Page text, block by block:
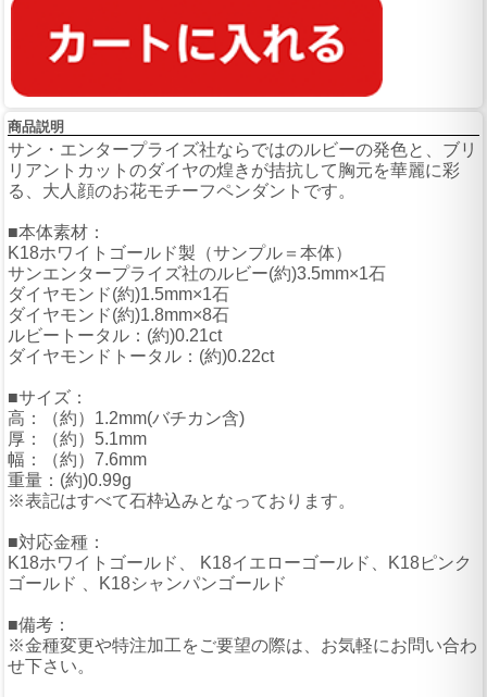
商品説明
サン・エンタープライズ社ならではのルビーの発色と、ブリ
リアントカットのダイヤの煌きが拮抗して胸元を華麗に彩
る、大人顔のお花モチーフペンダントです。
■本体素材：
K18ホワイトゴールド製（サンプル＝本体）
サンエンタープライズ社のルビー(約)3.5mm×1石
ダイヤモンド(約)1.5mm×1石
ダイヤモンド(約)1.8mm×8石
ルビートータル：(約)0.21ct
ダイヤモンドトータル：(約)0.22ct
■サイズ：
高：（約）1.2mm(バチカン含)
厚：（約）5.1mm
幅：（約）7.6mm
重量：(約)0.99g
※表記はすべて石枠込みとなっております。
■対応金種：
K18ホワイトゴールド、 K18イエローゴールド、K18ピンク
ゴールド 、K18シャンパンゴールド
■備考：
※金種変更や特注加工をご要望の際は、お気軽にお問い合わ
せ下さい。